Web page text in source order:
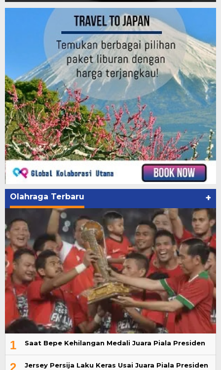
Olahraga Terbaru +
1 Saat Bepe Kehilangan Medali Juara Piala Presiden
2 Jersey Persija Laku Keras Usai Juara Piala Presiden